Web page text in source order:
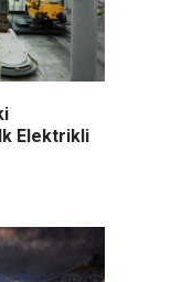
Elektrikli